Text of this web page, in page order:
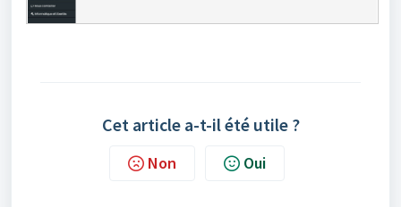
Cet article a-t-il été utile ?
Non Oui